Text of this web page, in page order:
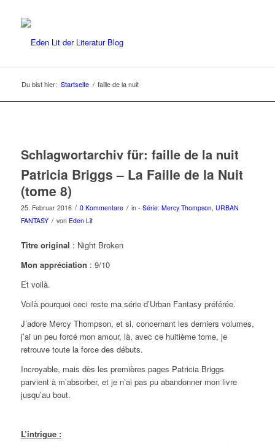
Du bist hier: Startseite / faille de la nuit
Schlagwortarchiv für: faille de la nuit
Patricia Briggs – La Faille de la Nuit
(tome 8)
25. Februar 2016 / 0 Kommentare / in - Série: Mercy Thompson, URBAN
FANTASY / von Eden Lit
Titre original : Night Broken
Mon appréciation : 9/10
Et voilà.
Voilà pourquoi ceci reste ma série d’Urban Fantasy préférée.
J’adore Mercy Thompson, et si, concernant les derniers volumes,
j’ai un peu forcé mon amour, là, avec ce huitième tome, je
retrouve toute la force des débuts.
Incroyable, mais dès les premières pages Patricia Briggs
parvient à m’absorber, et je n’ai pas pu abandonner mon livre
jusqu’au bout.
L’intrigue :